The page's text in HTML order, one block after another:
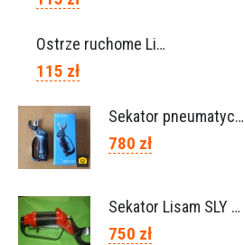
Ostrze ruchome Lisam, Ref. A1208
115 zł
Sekator pneumatyczny VICTORY (Campagnola Włochy)
780 zł
Sekator Lisam SLY / przedłużki 0,5m 1m (Włochy)
750 zł